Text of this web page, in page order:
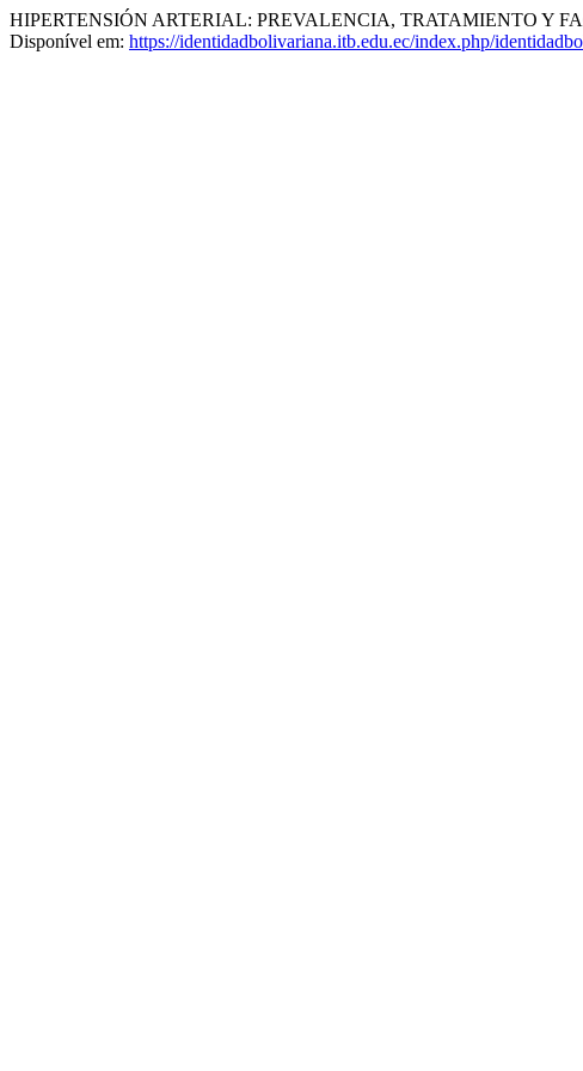
HIPERTENSIÓN ARTERIAL: PREVALENCIA, TRATAMIENTO Y
Disponível em: https://identidadbolivariana.itb.edu.ec/index.php/